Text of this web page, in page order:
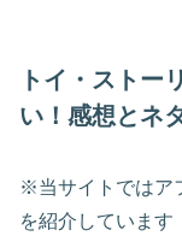
トイ・ストー
い！感想とネ
※当サイトではア
を紹介しています